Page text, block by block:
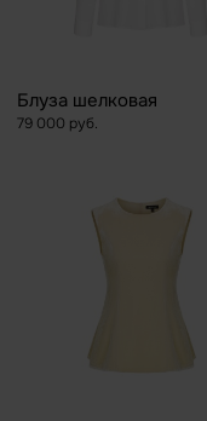
Блуза шелковая
79 000 руб.